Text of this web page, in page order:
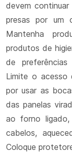
devem
presas por um
Mantenha
produtos de
de
Limite o acesso
por usar as
das panelas
ao forno ligado,
cabelos,
Coloque